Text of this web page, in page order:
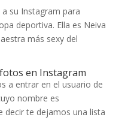
su Instagram para
deportiva. Ella es Neiva
más sexy del
en Instagram
a entrar en el usuario de
nombre es
decir te dejamos una lista